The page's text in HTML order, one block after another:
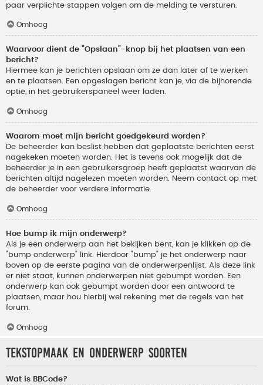
paar verplichte stappen volgen om de melding te versturen.
Omhoog
Waarvoor dient de "Opslaan"-knop bij het plaatsen van een
bericht?
Hiermee kan je berichten opslaan om ze dan later af te werken
en te plaatsen. Een opgeslagen bericht kan je, via de bijhorende
optie, in het gebruikerspaneel weer laden.
Omhoog
Waarom moet mijn bericht goedgekeurd worden?
De beheerder kan beslist hebben dat geplaatste berichten eerst
nagekeken moeten worden. Het is tevens ook mogelijk dat de
beheerder je in een gebruikersgroep heeft geplaatst waarvan de
berichten altijd nagelezen moeten worden. Neem contact op met
de beheerder voor verdere informatie.
Omhoog
Hoe bump ik mijn onderwerp?
Als je een onderwerp aan het bekijken bent, kan je klikken op de
"bump onderwerp" link. Hierdoor "bump" je het onderwerp naar
boven op de eerste pagina van de onderwerpenlijst. Als deze link
er niet staat, kunnen onderwerpen niet gebumpt worden. Een
onderwerp kan ook gebumpt worden door een antwoord te
plaatsen, maar hou hierbij wel rekening met de regels van het
forum.
Omhoog
Tekstopmaak en onderwerp soorten
Wat is BBCode?